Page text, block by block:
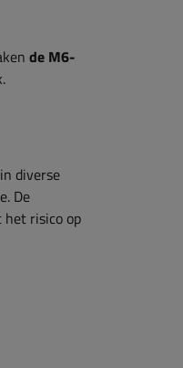
de M6-
diverse
De
risico op